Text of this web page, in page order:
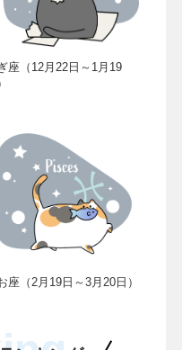
座（12月22日～1月19
座（2月19日～3月20日）